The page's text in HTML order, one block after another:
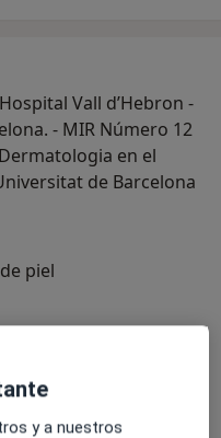
Vall d’Hebron -
- MIR Número 12
en el
de Barcelona
piel
de pelo
Nevos
y a nuestros